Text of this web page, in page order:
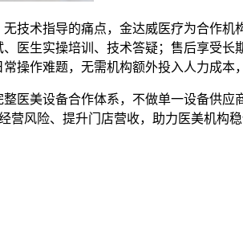
技术指导的痛点，金达威医疗为合作机
医生实操培训、技术答疑；售后享受长
作难题，无需机构额外投入人力成本
医美设备合作体系，不做单一设备供
风险、提升门店营收，助力医美机构稳